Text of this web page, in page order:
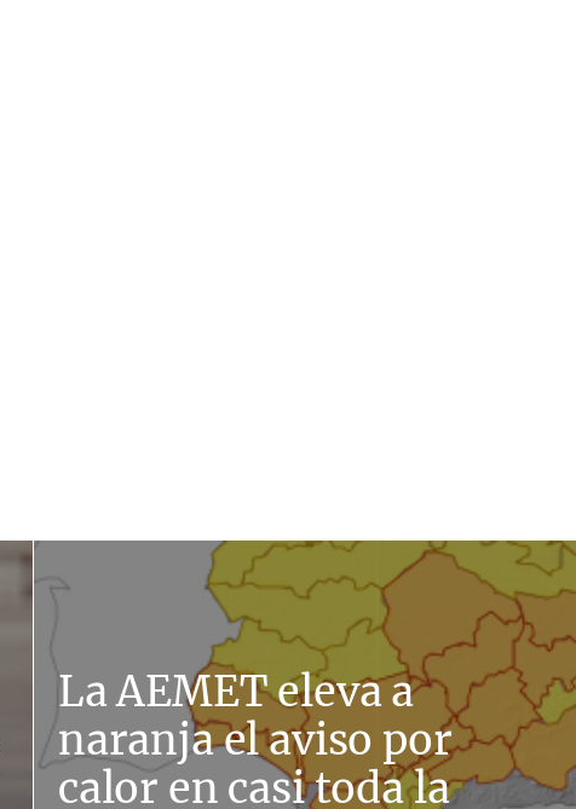
La AEMET eleva a
naranja el aviso por
calor en casi toda la